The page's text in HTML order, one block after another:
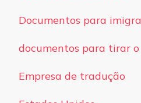
Documentos para
documentos para tirar
Empresa de tradução